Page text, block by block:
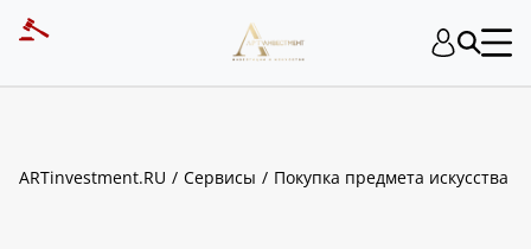
ARTinvestment.RU Сервисы Покупка предмета искусства